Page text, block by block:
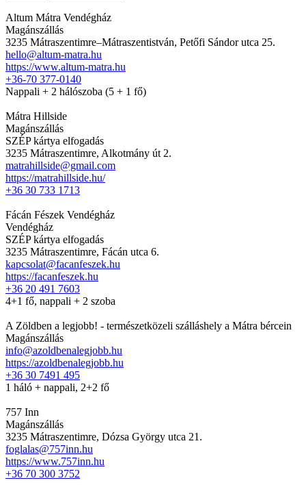
Altum Mátra Vendégház
Magánszállás
3235 Mátraszentimre–Mátraszentistván, Petőfi Sándor utca 25.
hello@altum-matra.hu
https://www.altum-matra.hu
+36-70 377-0140
Nappali + 2 hálószoba (5 + 1 fő)
Mátra Hillside
Magánszállás
SZÉP kártya elfogadás
3235 Mátraszentimre, Alkotmány út 2.
matrahillside@gmail.com
https://matrahillside.hu/
+36 30 733 1713
Fácán Fészek Vendégház
Vendégház
SZÉP kártya elfogadás
3235 Mátraszentimre, Fácán utca 6.
kapcsolat@facanfeszek.hu
https://facanfeszek.hu
+36 20 491 7603
4+1 fő, nappali + 2 szoba
A Zöldben a legjobb! - természetközeli szálláshely a Mátra bércein
Magánszállás
info@azoldbenalegjobb.hu
https://azoldbenalegjobb.hu
+36 30 7491 495
1 háló + nappali, 2+2 fő
757 Inn
Magánszállás
3235 Mátraszentimre, Dózsa György utca 21.
foglalas@757inn.hu
https://www.757inn.hu
+36 70 300 3752